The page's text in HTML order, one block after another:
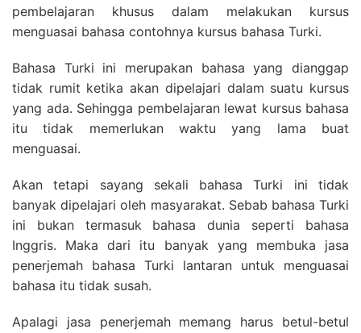
pembelajaran khusus dalam melakukan kursus
menguasai bahasa contohnya kursus bahasa Turki.
Bahasa Turki ini merupakan bahasa yang dianggap
tidak rumit ketika akan dipelajari dalam suatu kursus
yang ada. Sehingga pembelajaran lewat kursus bahasa
itu tidak memerlukan waktu yang lama buat
menguasai.
Akan tetapi sayang sekali bahasa Turki ini tidak
banyak dipelajari oleh masyarakat. Sebab bahasa Turki
ini bukan termasuk bahasa dunia seperti bahasa
Inggris. Maka dari itu banyak yang membuka jasa
penerjemah bahasa Turki lantaran untuk menguasai
bahasa itu tidak susah.
Apalagi jasa penerjemah memang harus betul-betul